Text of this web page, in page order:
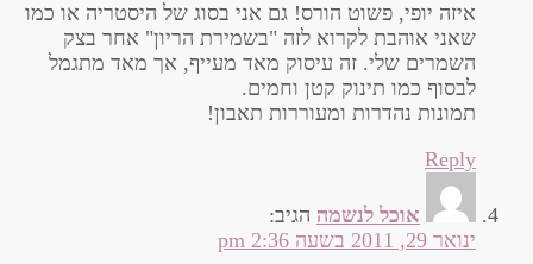
איזה יופי, פשוט הורס! גם אני בסוג של היסטריה או כמו
שאני אוהבת לקרוא לזה "בשמירת הריון" אחר בצק
השמרים שלי. זה עיסוק מאד מעייף, אך מאד מתגמל
לבסוף כמו תינוק קטן וחמים.
תמונות נהדרות ומעוררות תאבון!
Reply
אוכל לנשמה הגיב:
ינואר 29, 2011 בשעה 2:36 pm